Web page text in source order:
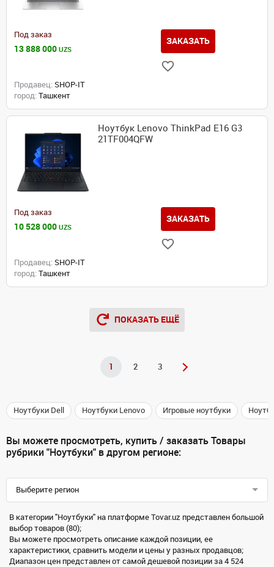
Под заказ
13 888 000 UZS
ЗАКАЗАТЬ
Продавец: SHOP-IT
город: Ташкент
Ноутбук Lenovo ThinkPad E16 G3
21TF004QFW
Под заказ
10 528 000 UZS
ЗАКАЗАТЬ
Продавец: SHOP-IT
город: Ташкент
ПОКАЗАТЬ ЕЩЁ
1 2 3
Ноутбуки Dell Ноутбуки Lenovo Игровые ноутбуки
Вы можете просмотреть, купить / заказать Товары
рубрики "Ноутбуки" в другом регионе:
Выберите регион
В категории "Ноутбуки" на платформе Tovar.uz представлен большой
выбор товаров (80);
Вы можете просмотреть описание каждой позиции, ее
характеристики, сравнить модели и цены у разных продавцов;
Диапазон цен представлен от самой дешевой позиции за 4 524